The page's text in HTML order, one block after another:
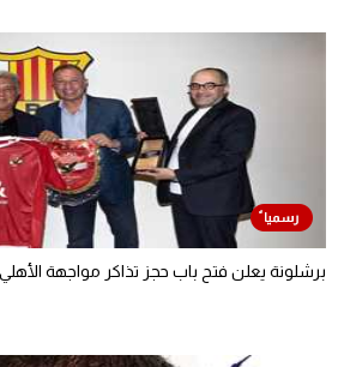
برشلونة يعلن فتح باب حجز تذاكر مواجهة